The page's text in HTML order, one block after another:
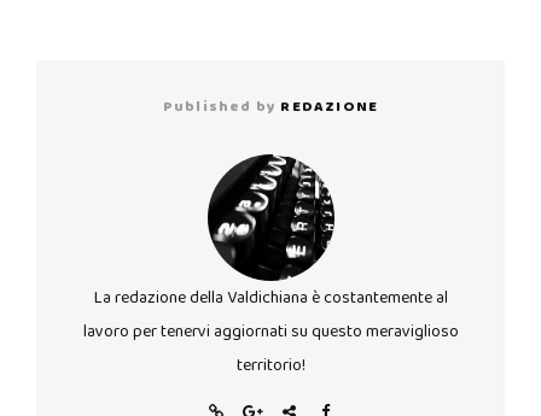
Published by REDAZIONE
La redazione della Valdichiana è costantemente al
lavoro per tenervi aggiornati su questo meraviglioso
territorio!